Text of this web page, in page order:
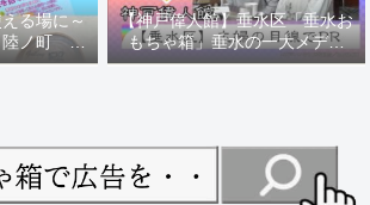
る場に～
陸ノ町 ８
報
【神戸偉人館】垂水区「垂水お
もちゃ箱」垂水の一大メディ
ア！？｜神戸の魅力を凸インタ